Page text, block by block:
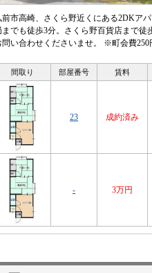
前市高崎、さくら野近くにある2DKア
までも徒歩3分。さくら野百貨店まで徒
問い合わせくださいませ。 ※町会費
間取り 部屋番号 賃料
23 成約済み
- 3万円